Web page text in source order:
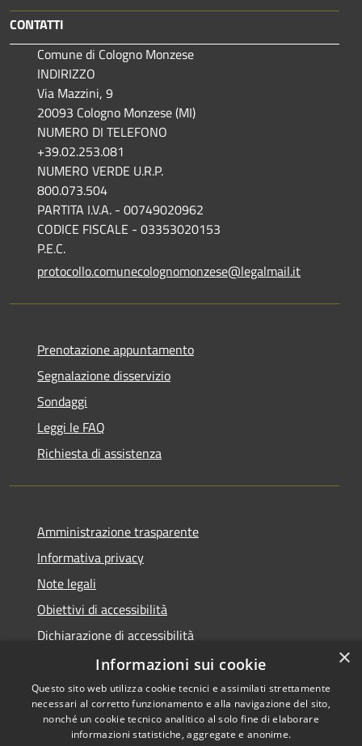
CONTATTI
Comune di Cologno Monzese
INDIRIZZO
Via Mazzini, 9
20093 Cologno Monzese (MI)
NUMERO DI TELEFONO
+39.02.253.081
NUMERO VERDE U.R.P.
800.073.504
PARTITA I.V.A. - 00749020962
CODICE FISCALE - 03353020153
P.E.C.
protocollo.comunecolognomonzese@legalmail.it
Prenotazione appuntamento
Segnalazione disservizio
Sondaggi
Leggi le FAQ
Richiesta di assistenza
Amministrazione trasparente
Informativa privacy
Note legali
Obiettivi di accessibilità
Dichiarazione di accessibilità
Open Data
Copyright © 2026 • Comune di
×
Informazioni sui cookie
Questo sito web utilizza cookie tecnici e assimilati strettamente
necessari al corretto funzionamento e alla navigazione del sito,
nonché un cookie tecnico analitico al solo fine di elaborare
informazioni statistiche, aggregate e anonime.